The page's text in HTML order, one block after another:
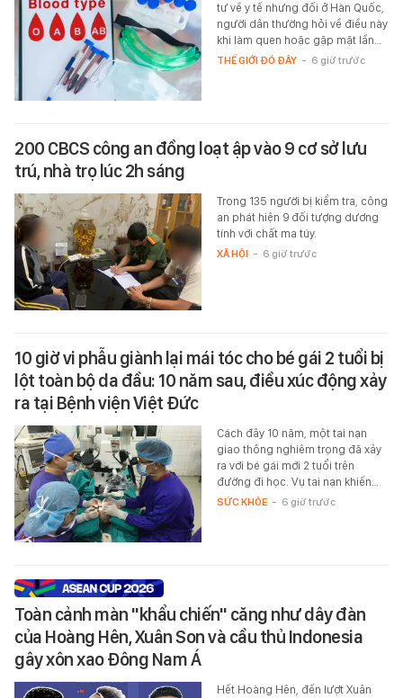
tư về y tế nhưng đối ở Hàn Quốc,
người dân thường hỏi về điều này
khi làm quen hoặc gặp mặt lần…
THẾ GIỚI ĐÓ ĐÂY - 6 giờ trước
200 CBCS công an đồng loạt ập vào 9 cơ sở lưu
trú, nhà trọ lúc 2h sáng
Trong 135 người bị kiểm tra, công
an phát hiện 9 đối tượng dương
tính với chất ma túy.
XÃ HỘI - 6 giờ trước
10 giờ vi phẫu giành lại mái tóc cho bé gái 2 tuổi bị
lột toàn bộ da đầu: 10 năm sau, điều xúc động xảy
ra tại Bệnh viện Việt Đức
Cách đây 10 năm, một tai nạn
giao thông nghiêm trọng đã xảy
ra với bé gái mới 2 tuổi trên
đường đi học. Vụ tai nạn khiến…
SỨC KHỎE - 6 giờ trước
Toàn cảnh màn "khẩu chiến" căng như dây đàn
của Hoàng Hên, Xuân Son và cầu thủ Indonesia
gây xôn xao Đông Nam Á
Hết Hoàng Hên, đến lượt Xuân